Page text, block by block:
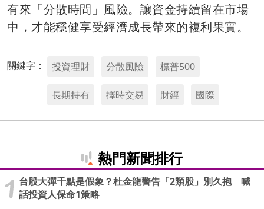
有來「分散時間」風險。讓資金持續留在市場
中，才能穩健享受經濟成長帶來的複利果實。
關鍵字： 投資理財 分散風險 標普500
長期持有 擇時交易 財經 國際
熱門新聞排行
台股大彈千點是假象？杜金龍警告「2類股」別久抱 喊
話投資人保命1策略